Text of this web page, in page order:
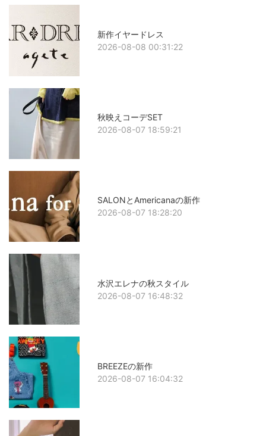
新作イヤードレス
2026-08-08 00:31:22
秋映えコーデSET
2026-08-07 18:59:21
SALONとAmericanaの新作
2026-08-07 18:28:20
水沢エレナの秋スタイル
2026-08-07 16:48:32
BREEZEの新作
2026-08-07 16:04:32